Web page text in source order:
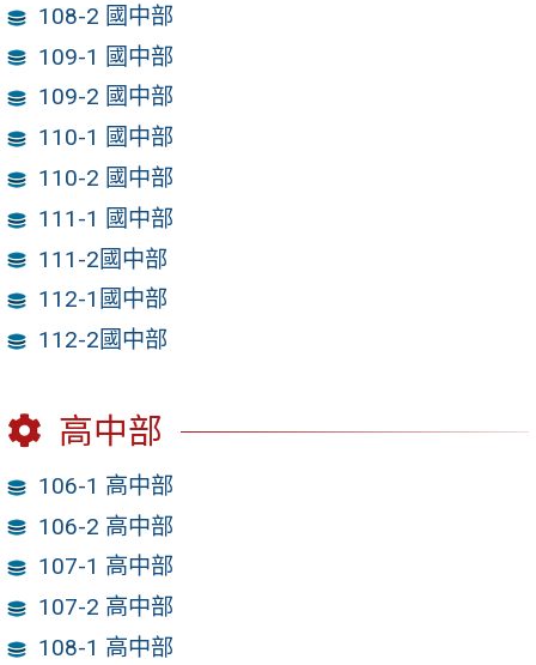
108-2 國中部
109-1 國中部
109-2 國中部
110-1 國中部
110-2 國中部
111-1 國中部
111-2國中部
112-1國中部
112-2國中部
高中部
106-1 高中部
106-2 高中部
107-1 高中部
107-2 高中部
108-1 高中部